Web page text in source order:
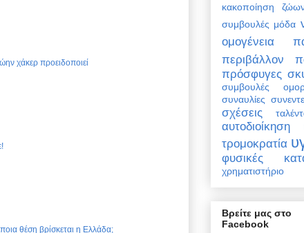
χάκερ προειδοποιεί
θέση βρίσκεται η Ελλάδα;
κακοποίηση
συμβουλές μόδα
ομογένεια
περιβάλλον
πρόσφυγες
συμβουλές
συναυλίες
σχέσεις
αυτοδιοίκηση
τρομοκρατία
φυσικές
χρηματιστήριο
Βρείτε μας στο
Facebook